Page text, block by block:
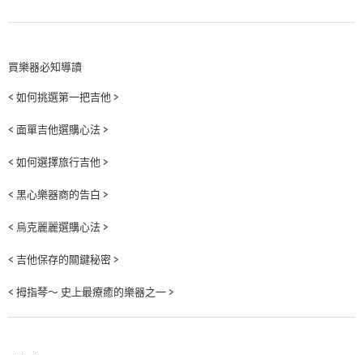
買樂器必知導讀
< 如何挑選第一把吉他 >
< 面單吉他選購心法 >
< 如何選擇旅行吉他 >
< 黑心樂器商的告白 >
< 烏克麗麗選購心法 >
< 吉他保存的關鍵秘密 >
< 拇指琴～ 史上最療癒的樂器之一 >